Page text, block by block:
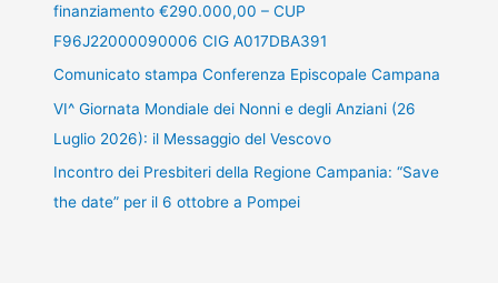
finanziamento €290.000,00 – CUP
F96J22000090006 CIG A017DBA391
Comunicato stampa Conferenza Episcopale Campana
VI^ Giornata Mondiale dei Nonni e degli Anziani (26
Luglio 2026): il Messaggio del Vescovo
Incontro dei Presbiteri della Regione Campania: “Save
the date” per il 6 ottobre a Pompei